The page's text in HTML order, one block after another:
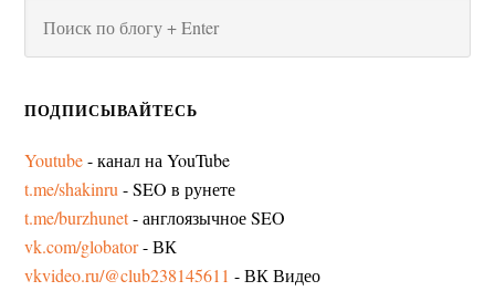
ПОДПИСЫВАЙТЕСЬ
Youtube- канал на YouTube
t.me/shakinru - SEO в рунете
t.me/burzhunet- англоязычное SEO
vk.com/globator- ВК
vkvideo.ru/@club238145611 - ВК Видео